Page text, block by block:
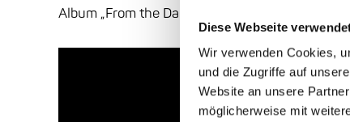
Diese Webseite
Wir verwenden Cookies,
und die Zugriffe auf
Website an unsere
möglicherweise mit
Album „From the Dancehall to the Battlefield“.